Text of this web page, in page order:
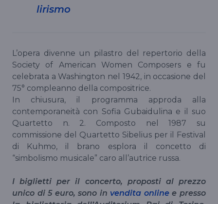
lirismo
L’opera divenne un pilastro del repertorio della
Society of American Women Composers e fu
celebrata a Washington nel 1942, in occasione del
75° compleanno della compositrice.
In chiusura, il programma approda alla
contemporaneità con Sofia Gubaidulina e il suo
Quartetto n. 2. Composto nel 1987 su
commissione del Quartetto Sibelius per il Festival
di Kuhmo, il brano esplora il concetto di
“simbolismo musicale” caro all’autrice russa.
I biglietti per il concerto, proposti al prezzo
unico di 5 euro, sono in vendita onlinee presso